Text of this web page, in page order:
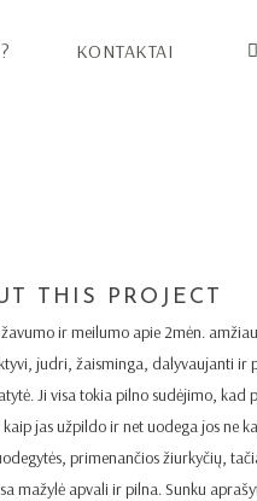
KONTAKTAI
THIS PROJECT
ir meilumo apie 2mėn.
judri, žaisminga, dalyvaujanti ir
Ji visa tokia pilno sudėjimo, kad
jas užpildo ir net uodega jos ne
primenančios žiurkyčių,
mažylė apvali ir pilna. Sunku